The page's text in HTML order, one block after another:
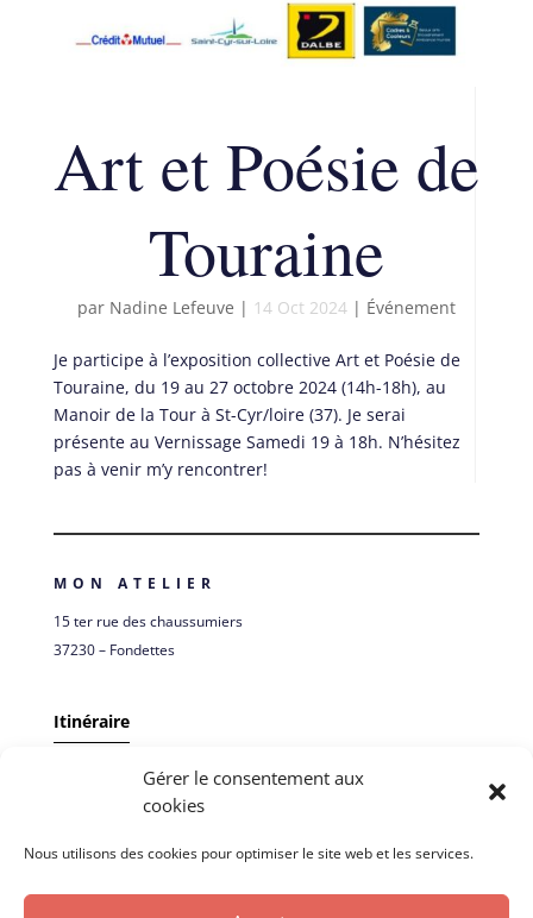
Gérer le consentement aux
cookies
Nous utilisons des cookies pour optimiser le site web et les services.
Art et Poésie de
Touraine
par Nadine Lefeuve | 14 Oct 2024| Événement
Je participe à l’exposition collective Art et Poésie de
Touraine, du 19 au 27 octobre 2024 (14h-18h), au
Manoir de la Tour à St-Cyr/loire (37). Je serai
présente au Vernissage Samedi 19 à 18h. N’hésitez
pas à venir m’y rencontrer!
MON ATELIER
15 ter rue des chaussumiers
37230 – Fondettes
Itinéraire
ME SUIVRE